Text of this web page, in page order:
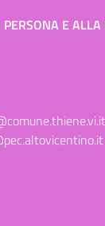
E